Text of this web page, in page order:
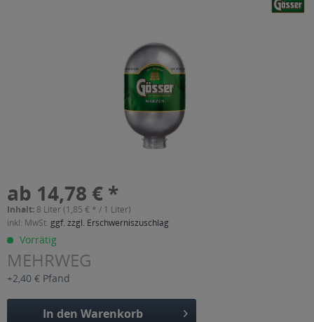
ab 14,78 € *
Inhalt: 8 Liter (1,85 € * / 1 Liter)
inkl. MwSt. ggf. zzgl. Erschwerniszuschlag
Vorrätig
MEHRWEG
+2,40 € Pfand
In den Warenkorb